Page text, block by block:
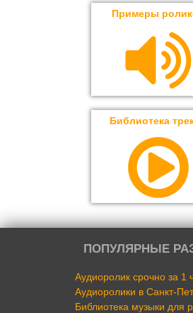
Примеры
Библиотека
ПОПУЛЯРНЫЕ
Аудиоролик срочно за 1
Аудиоролики в Санкт-
Библиотека музыки для